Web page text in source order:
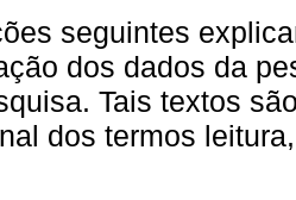
seguintes
dos dados da
Tais textos
dos termos